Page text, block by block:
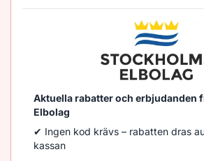
Aktuella rabatter och erbjudanden
Elbolag
✔ Ingen kod krävs – rabatten dras
kassan